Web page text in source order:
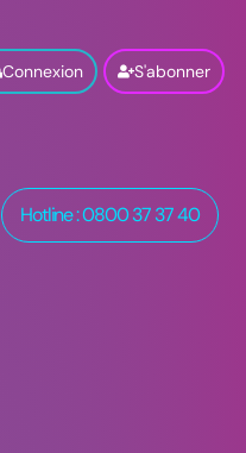
Connexion S'abonner
Hotline : 0800 37 37 40